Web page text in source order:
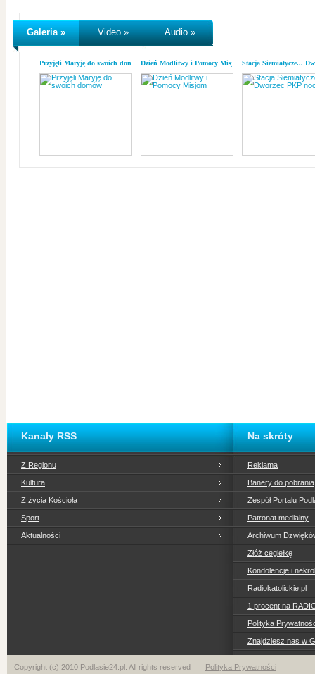
Galeria » Video » Audio »
Przyjęli Maryję do swoich domówDzień Modlitwy i Pomocy MisjomStacja Siemiatycze...
Kanały RSS
Z Regionu
Kultura
Z życia Kościoła
Sport
Aktualności
Na skróty
Reklama
Banery do pobrania
Zespół Portalu
Patronat medialny
Archiwum
Złóż cegiełkę
Kondolencje i
Radiokatolickie.pl
1 procent na
Polityka
Znajdziesz nas w
Copyright (c) 2010 Podlasie24.pl. All rights reserved Polityka Prywatności